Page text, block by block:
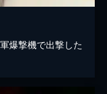
爆撃機で出撃した